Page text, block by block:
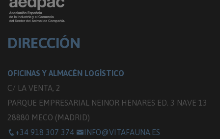
DIRECCIÓN
OFICINAS Y ALMACÉN LOGÍSTICO
C/ LA VENTA, 2
PARQUE EMPRESARIAL NEINOR HENARES ED. 3 NAVE 13
28880 MECO (MADRID)
+34 918 307 374
INFO@VITAFAUNA.ES